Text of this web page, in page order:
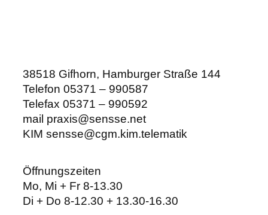
38518 Gifhorn, Hamburger Straße 144
Telefon 05371 – 990587
Telefax 05371 – 990592
mail praxis@sensse.net
KIM sensse@cgm.kim.telematik
Öffnungszeiten
Mo, Mi + Fr 8-13.30
Di + Do 8-12.30 + 13.30-16.30